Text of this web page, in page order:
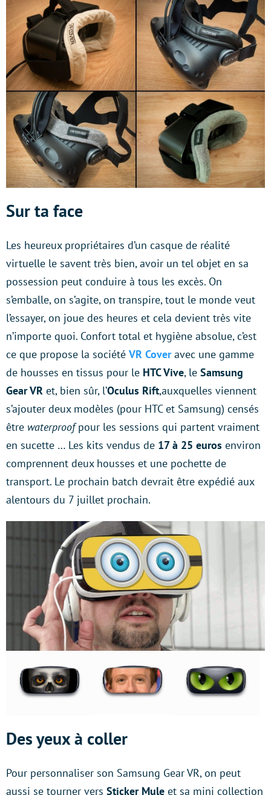
Sur ta face
Les heureux propriétaires d’un casque de réalité
virtuelle le savent très bien, avoir un tel objet en sa
possession peut conduire à tous les excès. On
s’emballe, on s’agite, on transpire, tout le monde veut
l’essayer, on joue des heures et cela devient très vite
n’importe quoi. Confort total et hygiène absolue, c’est
ce que propose la société VR Coveravec une gamme
de housses en tissus pour le HTC Vive, le Samsung
Gear VR et, bien sûr, l’Oculus Rift,auxquelles viennent
s’ajouter deux modèles (pour HTC et Samsung) censés
être waterproofpour les sessions qui partent vraiment
en sucette … Les kits vendus de 17 à 25 euros environ
comprennent deux housses et une pochette de
transport. Le prochain batch devrait être expédié aux
alentours du 7 juillet prochain.
Des yeux à coller
Pour personnaliser son Samsung Gear VR, on peut
aussi se tourner vers Sticker Mule et sa mini collection